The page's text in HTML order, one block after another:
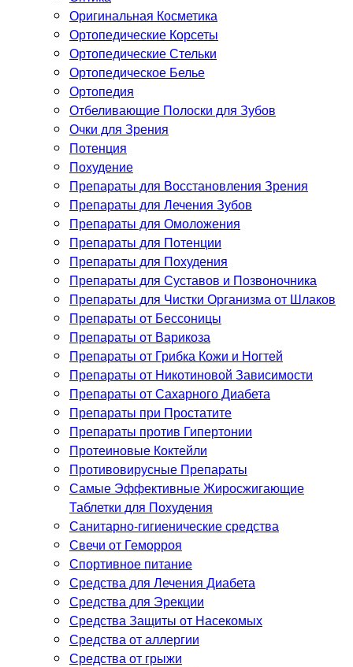
Оригинальная Косметика
Ортопедические Корсеты
Ортопедические Стельки
Ортопедическое Белье
Ортопедия
Отбеливающие Полоски для Зубов
Очки для Зрения
Потенция
Похудение
Препараты для Восстановления Зрения
Препараты для Лечения Зубов
Препараты для Омоложения
Препараты для Потенции
Препараты для Похудения
Препараты для Суставов и Позвоночника
Препараты для Чистки Организма от Шлаков
Препараты от Бессоницы
Препараты от Варикоза
Препараты от Грибка Кожи и Ногтей
Препараты от Никотиновой Зависимости
Препараты от Сахарного Диабета
Препараты при Простатите
Препараты против Гипертонии
Протеиновые Коктейли
Противовирусные Препараты
Самые Эффективные Жиросжигающие
Таблетки для Похудения
Санитарно-гигиенические средства
Свечи от Геморроя
Спортивное питание
Средства для Лечения Диабета
Средства для Эрекции
Средства Защиты от Насекомых
Средства от аллергии
Средства от грыжи